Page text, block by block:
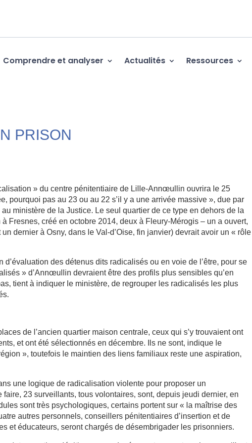
Comprendre et analyser Actualités Ressources
PRISON
» du centre pénitentiaire de Lille-Annœullin ouvrira le 25
pourquoi pas au 23 ou au 22 s’il y a une arrivée massive », due par
ministère de la Justice. Le seul quartier de ce type en dehors de la
Fresnes, créé en octobre 2014, deux à Fleury-Mérogis – un a ouvert,
dernier à Osny, dans le Val-d’Oise, fin janvier) devrait avoir un « rôle
d’évaluation des détenus dits radicalisés ou en voie de l’être, pour se
» d’Annœullin devraient être des profils plus sensibles qu’en
tient à indiquer le ministère, de regrouper les radicalisés les plus
de l’ancien quartier maison centrale, ceux qui s’y trouvaient ont
et ont été sélectionnés en décembre. Ils ne sont, indique le
», toutefois le maintien des liens familiaux reste une aspiration,
une logique de radicalisation violente pour proposer un
23 surveillants, tous volontaires, sont, depuis jeudi dernier, en
sont très psychologiques, certains portent sur « la maîtrise des
autres personnels, conseillers pénitentiaires d’insertion et de
et éducateurs, seront chargés de désembrigader les prisonniers.